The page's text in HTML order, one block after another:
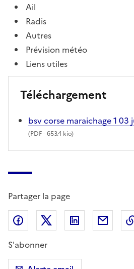
Ail
Radis
Autres
Prévision météo
Liens utiles
Téléchargement
bsv corse maraichage 1 03
(PDF- 653.4 kio)
Partager la page
Partager sur Facebook
Partager sur X
Partager sur
S'abonner